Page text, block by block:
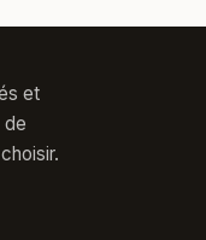
et
de